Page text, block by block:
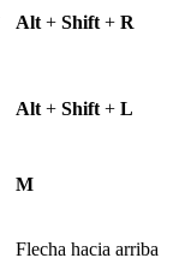
Alt + Shift + R
Alt + Shift + L
M
Flecha hacia arriba